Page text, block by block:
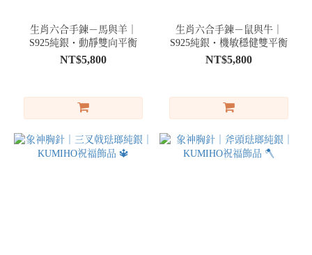
生肖六合手鍊－馬與羊｜
S925純銀・動靜雙向平衡
NT$5,800
生肖六合手鍊－鼠與牛｜
S925純銀・機敏穩健雙平衡
NT$5,800